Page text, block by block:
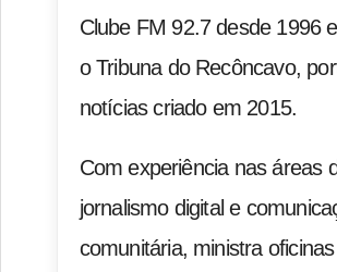
Clube FM 92.7 desde 1996
o Tribuna do Recôncavo,
notícias criado em 2015.
Com experiência nas áreas
jornalismo digital e
comunitária, ministra